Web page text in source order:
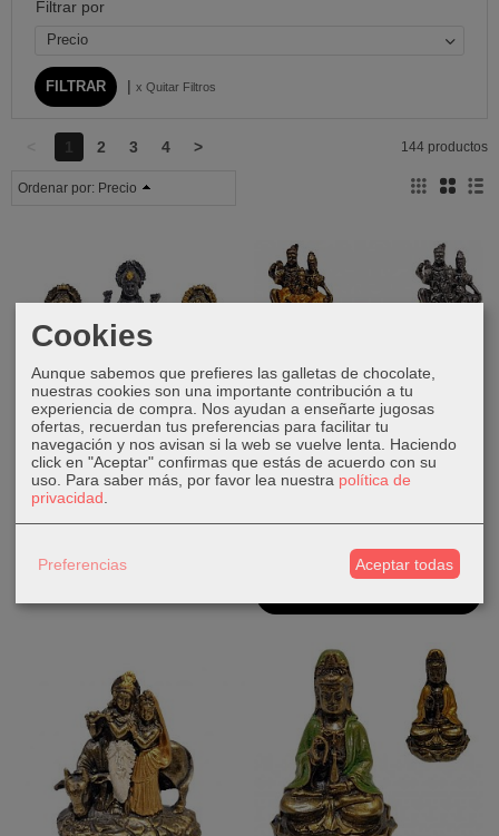
Filtrar por
Precio
| x Quitar Filtros
2 3 4 > 144 productos
Ordenar por: Precio
10 cm
Laksmi de resina
14,00 €
AÑADIR A CARRITO
10 cm
Shiva, Parvati y Ganesh de
15,00 €
Cookies
Aunque sabemos que prefieres las galletas de chocolate,
nuestras cookies son una importante contribución a tu
experiencia de compra. Nos ayudan a enseñarte jugosas
ofertas, recuerdan tus preferencias para facilitar tu
navegación y nos avisan si la web se vuelve lenta. Haciendo
click en "Aceptar" confirmas que estás de acuerdo con su
uso. Para saber más, por favor lea nuestra política de
privacidad
Preferencias Aceptar todas